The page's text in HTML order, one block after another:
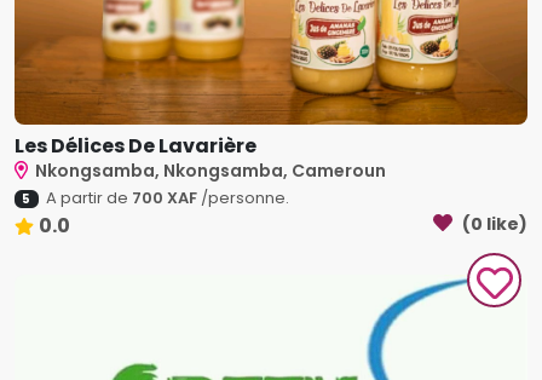
Les Délices De Lavarière
Nkongsamba, Nkongsamba, Cameroun
5 A partir de 700 XAF/personne.
0.0 (0 like)